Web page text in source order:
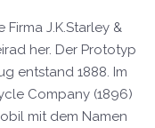
J.K.Starley &
her. Der Prototyp
entstand 1888. Im
Company (1896)
mit dem Namen